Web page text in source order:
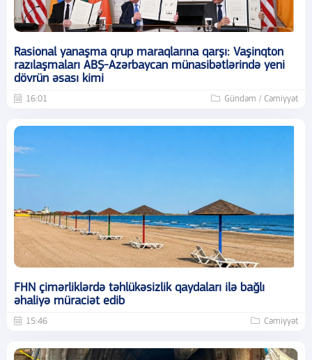
Rasional yanaşma qrup maraqlarına qarşı: Vaşinqton
razılaşmaları ABŞ-Azərbaycan münasibətlərində yeni
dövrün əsası kimi
16:01 Gündəm / Cəmiyyət
FHN çimərliklərdə təhlükəsizlik qaydaları ilə bağlı
əhaliyə müraciət edib
15:46 Cəmiyyət